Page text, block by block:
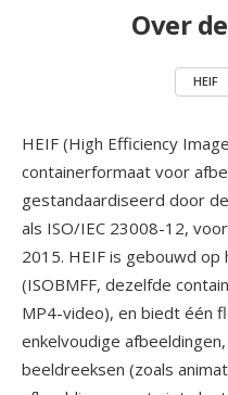
Over
HEIF
HEIF (High Efficiency
containerformaat voor
gestandaardiseerd door de
als ISO/IEC 23008-12,
2015. HEIF is gebouwd op
(ISOBMFF, dezelfde
MP4-video), en biedt één
enkelvoudige
beeldreeksen (zoals